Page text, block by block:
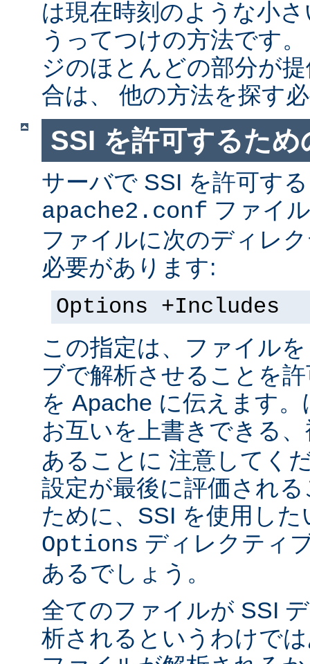
は現在時刻のような小
うってつけの方法です
ジのほとんどの部分が
合は、 他の方法を探す
SSI を許可するた
サーバで SSI を許可す
apache2.conf ファイ
ファイルに次のディレ
必要があります:
Options +Includes
この指定は、ファイル
ブで解析させることを
を Apache に伝えます
お互いを上書きできる
あることに 注意してく
設定が最後に評価され
ために、SSI を使用し
Options ディレクティ
あるでしょう。
全てのファイルが SSI
析されるというわけで